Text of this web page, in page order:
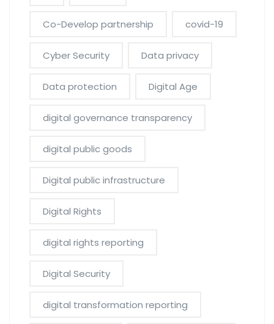
Co-Develop partnership covid-19
Cyber Security Data privacy
Data protection Digital Age
digital governance transparency
digital public goods
Digital public infrastructure
Digital Rights
digital rights reporting
Digital Security
digital transformation reporting